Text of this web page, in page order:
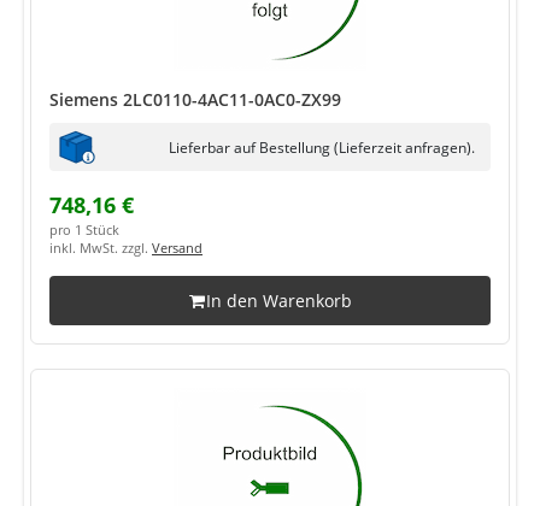
Siemens 2LC0110-4AC11-0AC0-ZX99
Lieferbar auf Bestellung (Lieferzeit anfragen).
748,16 €
pro 1 Stück
inkl. MwSt. zzgl. Versand
In den Warenkorb